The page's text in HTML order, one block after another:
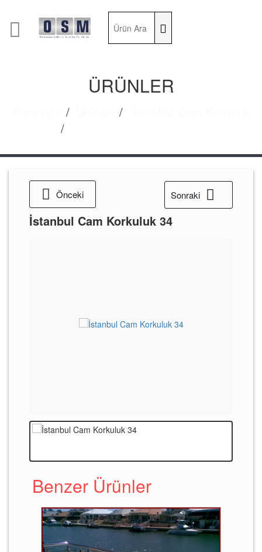
ÜRÜNLER
Önceki Sonraki
İstanbul Cam Korkuluk 34
Benzer Ürünler